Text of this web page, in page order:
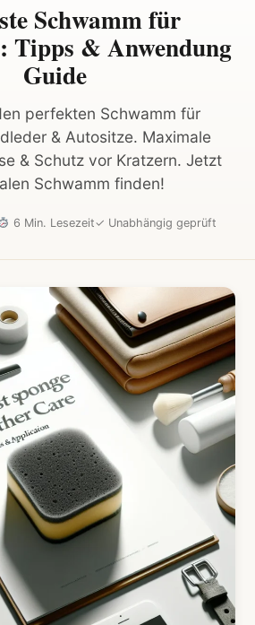
Schwamm für
Tipps & Anwendung
Guide
perfekten Schwamm für
& Autositze. Maximale
& Schutz vor Kratzern. Jetzt
Schwamm finden!
6 Min. Lesezeit✓ Unabhängig geprüft